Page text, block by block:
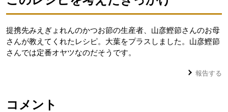
提携先みえぎょれんのかつお節の生産者、山彦鰹節さんのお母
さんが教えてくれたレシピ。大葉をプラスしました。山彦鰹節
さんでは定番オヤツなのだそうです。
報告する
コメント